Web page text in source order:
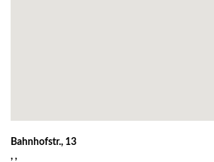
Bahnhofstr., 13
, ,